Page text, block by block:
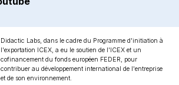
Didactic Labs, dans le cadre du Programme d'initiation à
l'exportation ICEX, a eu le soutien de l'ICEX et un
cofinancement du fonds européen FEDER, pour
contribuer au développement international de l'entreprise
et de son environnement.